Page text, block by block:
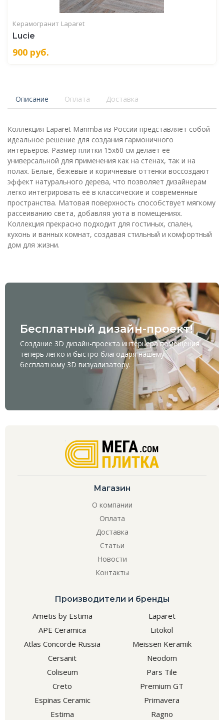
Керамогранит Laparet
Lucie
900 руб.
Описание Оплата Доставка
Коллекция Laparet Marimba из России представляет собой
идеальное решение для создания гармоничного
интерьеров. Размер плитки 15x60 см делает её
универсальной для применения как на стенах, так и на
полах. Белые, бежевые и коричневые оттенки воссоздают
эффект натурального дерева, что позволяет дизайнерам
легко интегрировать её в классические и современные
пространства. Матовая поверхность способствует мягкому
рассеиванию света, добавляя уюта в помещениях.
Коллекция прекрасно подходит для гостиных, спален,
кухонь и ванных комнат, создавая стильный и комфортный
дом для жизни.
Бесплатный дизайн-проект!
Создание 3D дизайн-проекта интерьера помещения
теперь легко и быстро благодаря нашему
бесплатному 3D визуализатору.
Магазин
О компании
Оплата
Доставка
Статьи
Новости
Контакты
Производители и бренды
Ametis by Estima
APE Ceramica
Atlas Concorde Russia
Cersanit
Coliseum
Creto
Espinas Ceramic
Estima
Laparet
Litokol
Meissen Keramik
Neodom
Pars Tile
Premium GT
Primavera
Ragno